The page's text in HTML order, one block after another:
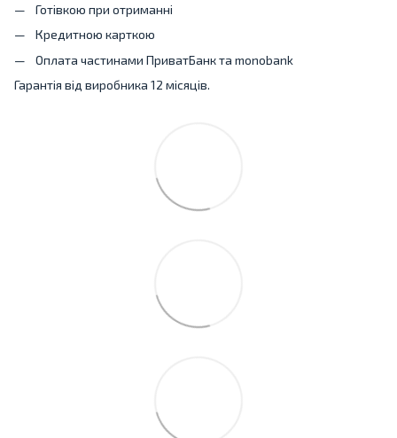
Готівкою при отриманні
Кредитною карткою
Оплата частинами ПриватБанк та monobank
Гарантія від виробника 12 місяців.